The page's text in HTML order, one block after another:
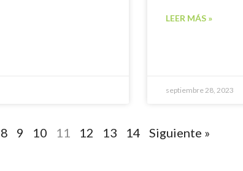
LEER MÁS »
septiembre 28, 2023
8 9 10 11 12 13 14 Siguiente »